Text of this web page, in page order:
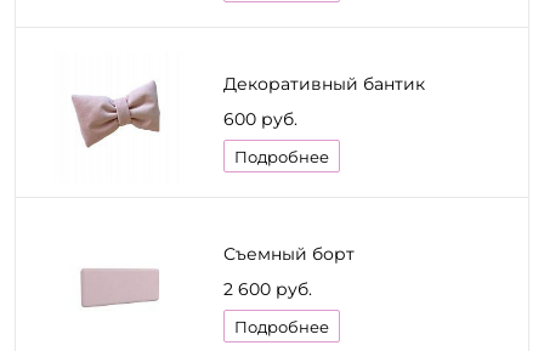
Декоративный бантик
600 руб.
Подробнее
Съемный борт
2 600 руб.
Подробнее